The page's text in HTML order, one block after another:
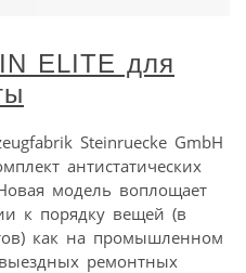
ELITE для
Steinruecke GmbH
антистатических
модель воплощает
к порядку вещей (в
как на промышленном
ремонтных